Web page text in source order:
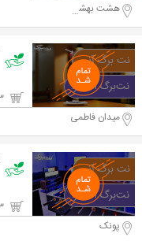
هشت بهشت شرقی
میدان فاطمی
پونک